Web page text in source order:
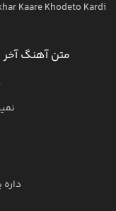
Kaare Khodeto Kardi
متن آهنگ آخر